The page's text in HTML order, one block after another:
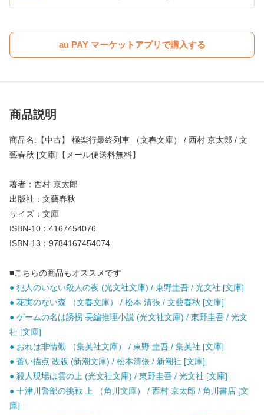
au PAY マーケットアプリで購入する
商品説明
商品名:【中古】 極楽行最終列車 （文春文庫） / 西村 京太郎 / 文
藝春秋 [文庫]【メール便送料無料】
著者：西村 京太郎
出版社：文藝春秋
サイズ：文庫
ISBN-10：4167454076
ISBN-13：9784167454074
■こちらの商品もオススメです
● 犯人のいない殺人の夜 (光文社文庫) / 東野圭吾 / 光文社 [文庫]
● 花実のない森 （文春文庫） / 松本 清張 / 文藝春秋 [文庫]
● ゲームの名は誘拐 長編推理小説 (光文社文庫) / 東野圭吾 / 光文
社 [文庫]
● おれは非情勤 （集英社文庫） / 東野 圭吾 / 集英社 [文庫]
● 蒼い描点 改版 (新潮文庫) / 松本清張 / 新潮社 [文庫]
● 殺人現場は雲の上 (光文社文庫) / 東野圭吾 / 光文社 [文庫]
● 十津川警部の挑戦 上 （角川文庫） / 西村 京太郎 / 角川書店 [文
庫]